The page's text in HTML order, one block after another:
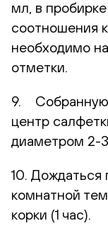
мл, в
соотношения
необходимо
отметки.
9. Собранную
центр
диаметром 2-
10. Дождаться
комнатной
корки (1 час).